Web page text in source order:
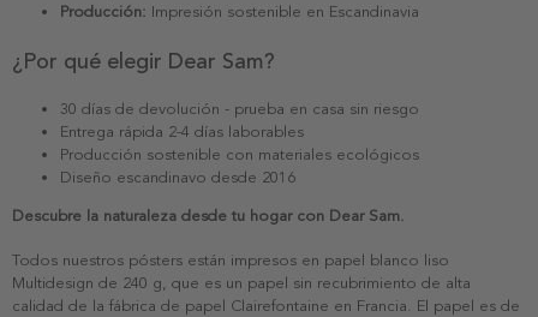
Producción: Impresión sostenible en Escandinavia
¿Por qué elegir Dear Sam?
30 días de devolución - prueba en casa sin riesgo
Entrega rápida 2-4 días laborables
Producción sostenible con materiales ecológicos
Diseño escandinavo desde 2016
Descubre la naturaleza desde tu hogar con Dear Sam.
Todos nuestros pósters están impresos en papel blanco liso
Multidesign de 240 g, que es un papel sin recubrimiento de alta
calidad de la fábrica de papel Clairefontaine en Francia. El papel es de